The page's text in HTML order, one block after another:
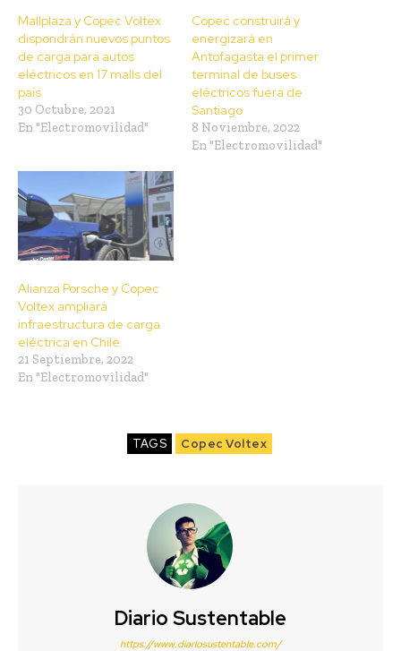
Mallplaza y Copec Voltex
dispondrán nuevos puntos
de carga para autos
eléctricos en 17 malls del
país
30 Octubre, 2021
En "Electromovilidad"
Copec construirá y
energizará en
Antofagasta el primer
terminal de buses
eléctricos fuera de
Santiago
8 Noviembre, 2022
En "Electromovilidad"
Alianza Porsche y Copec
Voltex ampliará
infraestructura de carga
eléctrica en Chile
21 Septiembre, 2022
En "Electromovilidad"
TAGS Copec Voltex
Diario Sustentable
https://www.diariosustentable.com/